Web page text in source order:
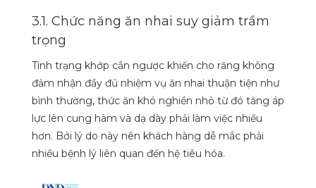
3.1. Chức năng ăn nhai suy giảm trầm
trọng
Tình trạng khớp cắn ngược khiến cho răng không
đảm nhận đầy đủ nhiệm vụ ăn nhai thuận tiện như
bình thường, thức ăn khó nghiền nhỏ từ đó tăng áp
lực lên cung hàm và dạ dày phải làm việc nhiều
hơn. Bởi lý do này nên khách hàng dễ mắc phải
nhiều bệnh lý liên quan đến hệ tiêu hóa.